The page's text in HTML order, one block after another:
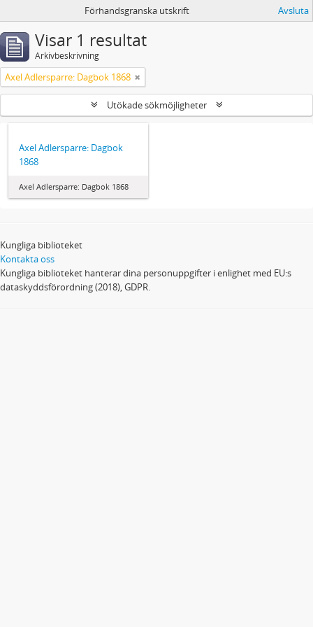
Förhandsgranska utskrift Avsluta
Visar 1 resultat
Arkivbeskrivning
Axel Adlersparre: Dagbok 1868
Utökade sökmöjligheter
Axel Adlersparre: Dagbok
1868
Axel Adlersparre: Dagbok 1868
Kungliga biblioteket
Kontakta oss
Kungliga biblioteket hanterar dina personuppgifter i enlighet med EU:s
dataskyddsförordning (2018), GDPR.